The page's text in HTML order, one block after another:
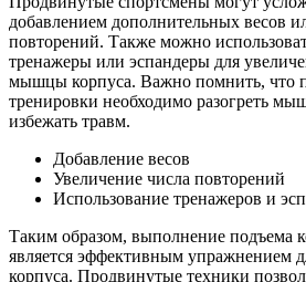
добавлением дополнительных весов
повторений. Также можно
тренажеры или эспандеры для
мышцы корпуса. Важно помнить, что
тренировки необходимо разогреть
избежать травм.
Добавление весов
Увеличение числа повторений
Использование тренажеров и
Таким образом, выполнение подъема
является эффективным упражнением
корпуса. Продвинутые техники